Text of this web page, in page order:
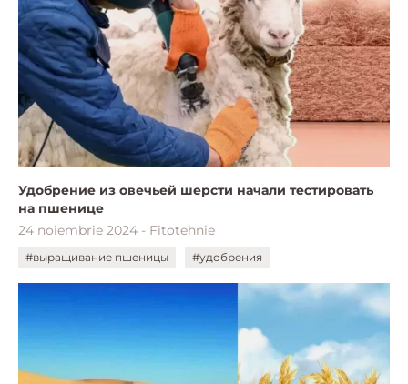
Удобрение из овечьей шерсти начали тестировать
на пшенице
24 noiembrie 2024 - Fitotehnie
#выращивание пшеницы #удобрения